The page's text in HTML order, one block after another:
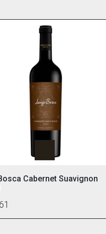
Cabernet Suavignon